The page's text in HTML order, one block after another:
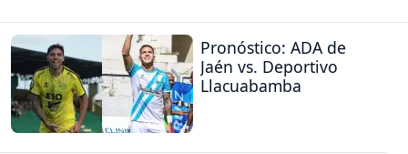
Pronóstico: ADA de
Jaén vs. Deportivo
Llacuabamba